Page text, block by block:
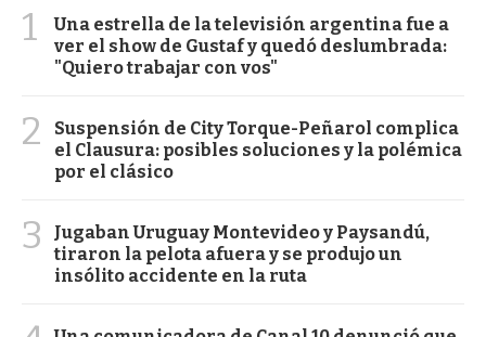
1
Una estrella de la televisión argentina fue a
ver el show de Gustaf y quedó deslumbrada:
"Quiero trabajar con vos"
2
Suspensión de City Torque-Peñarol complica
el Clausura: posibles soluciones y la polémica
por el clásico
3
Jugaban Uruguay Montevideo y Paysandú,
tiraron la pelota afuera y se produjo un
insólito accidente en la ruta